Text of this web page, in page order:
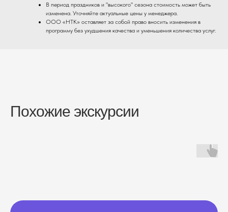
В период праздников и "высокого" сезона стоимость может быть
изменена. Уточняйте актуальные цены у менеджера.
ООО «НТК» оставляет за собой право вносить изменения в
программу без ухудшения качества и уменьшения количества услуг.
Похожие экскурсии